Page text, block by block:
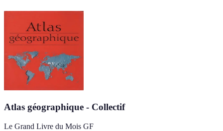
Atlas géographique - Collectif
Le Grand Livre du Mois GF